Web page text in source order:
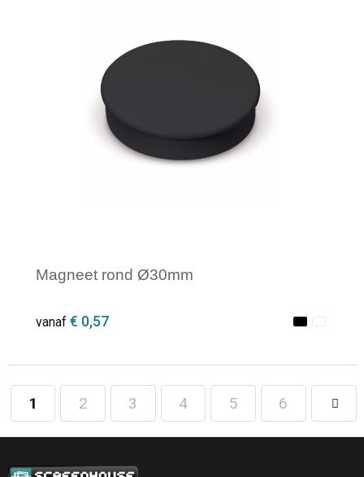
Magneet rond Ø30mm
vanaf € 0,57
Minimale afname: 1
1 2 3 4 5 6